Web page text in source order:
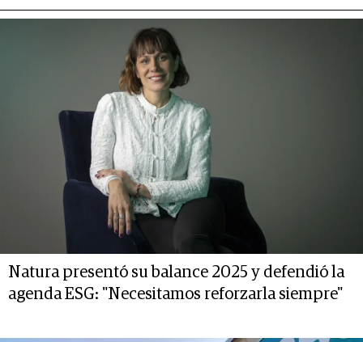
Natura presentó su balance 2025 y defendió la
agenda ESG: "Necesitamos reforzarla siempre"